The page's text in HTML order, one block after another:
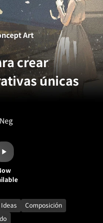
crear
únicas
Art
Ideas
Composición